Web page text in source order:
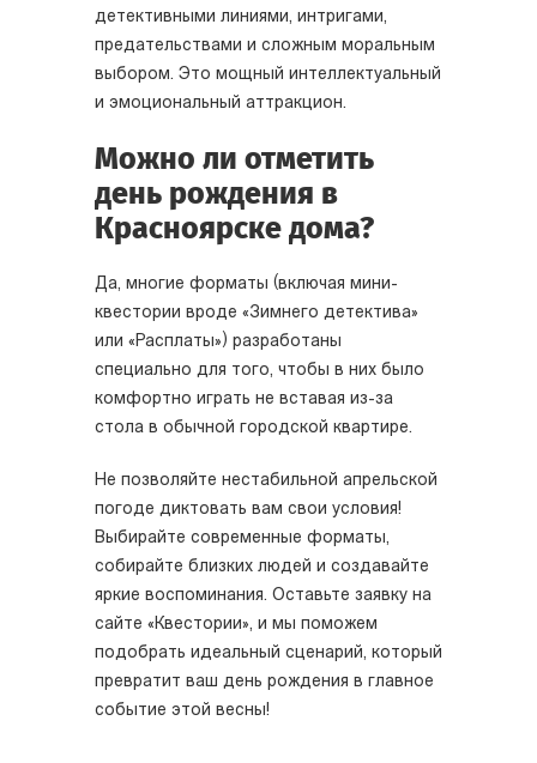
детективными линиями, интригами,
предательствами и сложным моральным
выбором. Это мощный интеллектуальный
и эмоциональный аттракцион.
Можно ли отметить
день рождения в
Красноярске дома?
Да, многие форматы (включая мини-
квестории вроде «Зимнего детектива»
или «Расплаты») разработаны
специально для того, чтобы в них было
комфортно играть не вставая из-за
стола в обычной городской квартире.
Не позволяйте нестабильной апрельской
погоде диктовать вам свои условия!
Выбирайте современные форматы,
собирайте близких людей и создавайте
яркие воспоминания. Оставьте заявку на
сайте «Квестории», и мы поможем
подобрать идеальный сценарий, который
превратит ваш день рождения в главное
событие этой весны!